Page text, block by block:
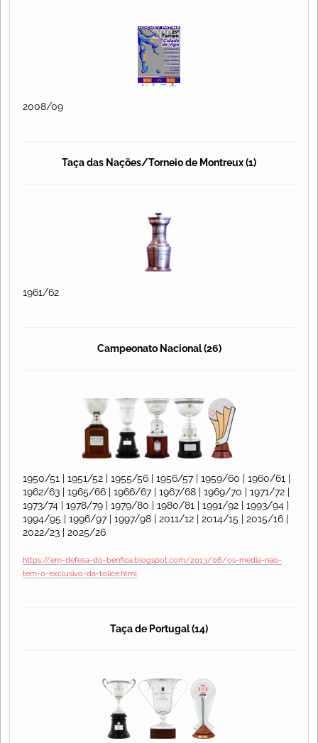
2008/09
Taça das Nações/Torneio de Montreux (1)
1961/62
Campeonato Nacional (26)
1950/51 | 1951/52 | 1955/56 | 1956/57 | 1959/60 | 1960/61 |
1962/63 | 1965/66 | 1966/67 | 1967/68 | 1969/70 | 1971/72 |
1973/74 | 1978/79 | 1979/80 | 1980/81 | 1991/92 | 1993/94 |
1994/95 | 1996/97 | 1997/98 | 2011/12 | 2014/15 | 2015/16 |
2022/23 | 2025/26
https://em-defesa-do-benfica.blogspot.com/2013/06/os-media-nao-
tem-o-exclusivo-da-tolice.html
Taça de Portugal (14)